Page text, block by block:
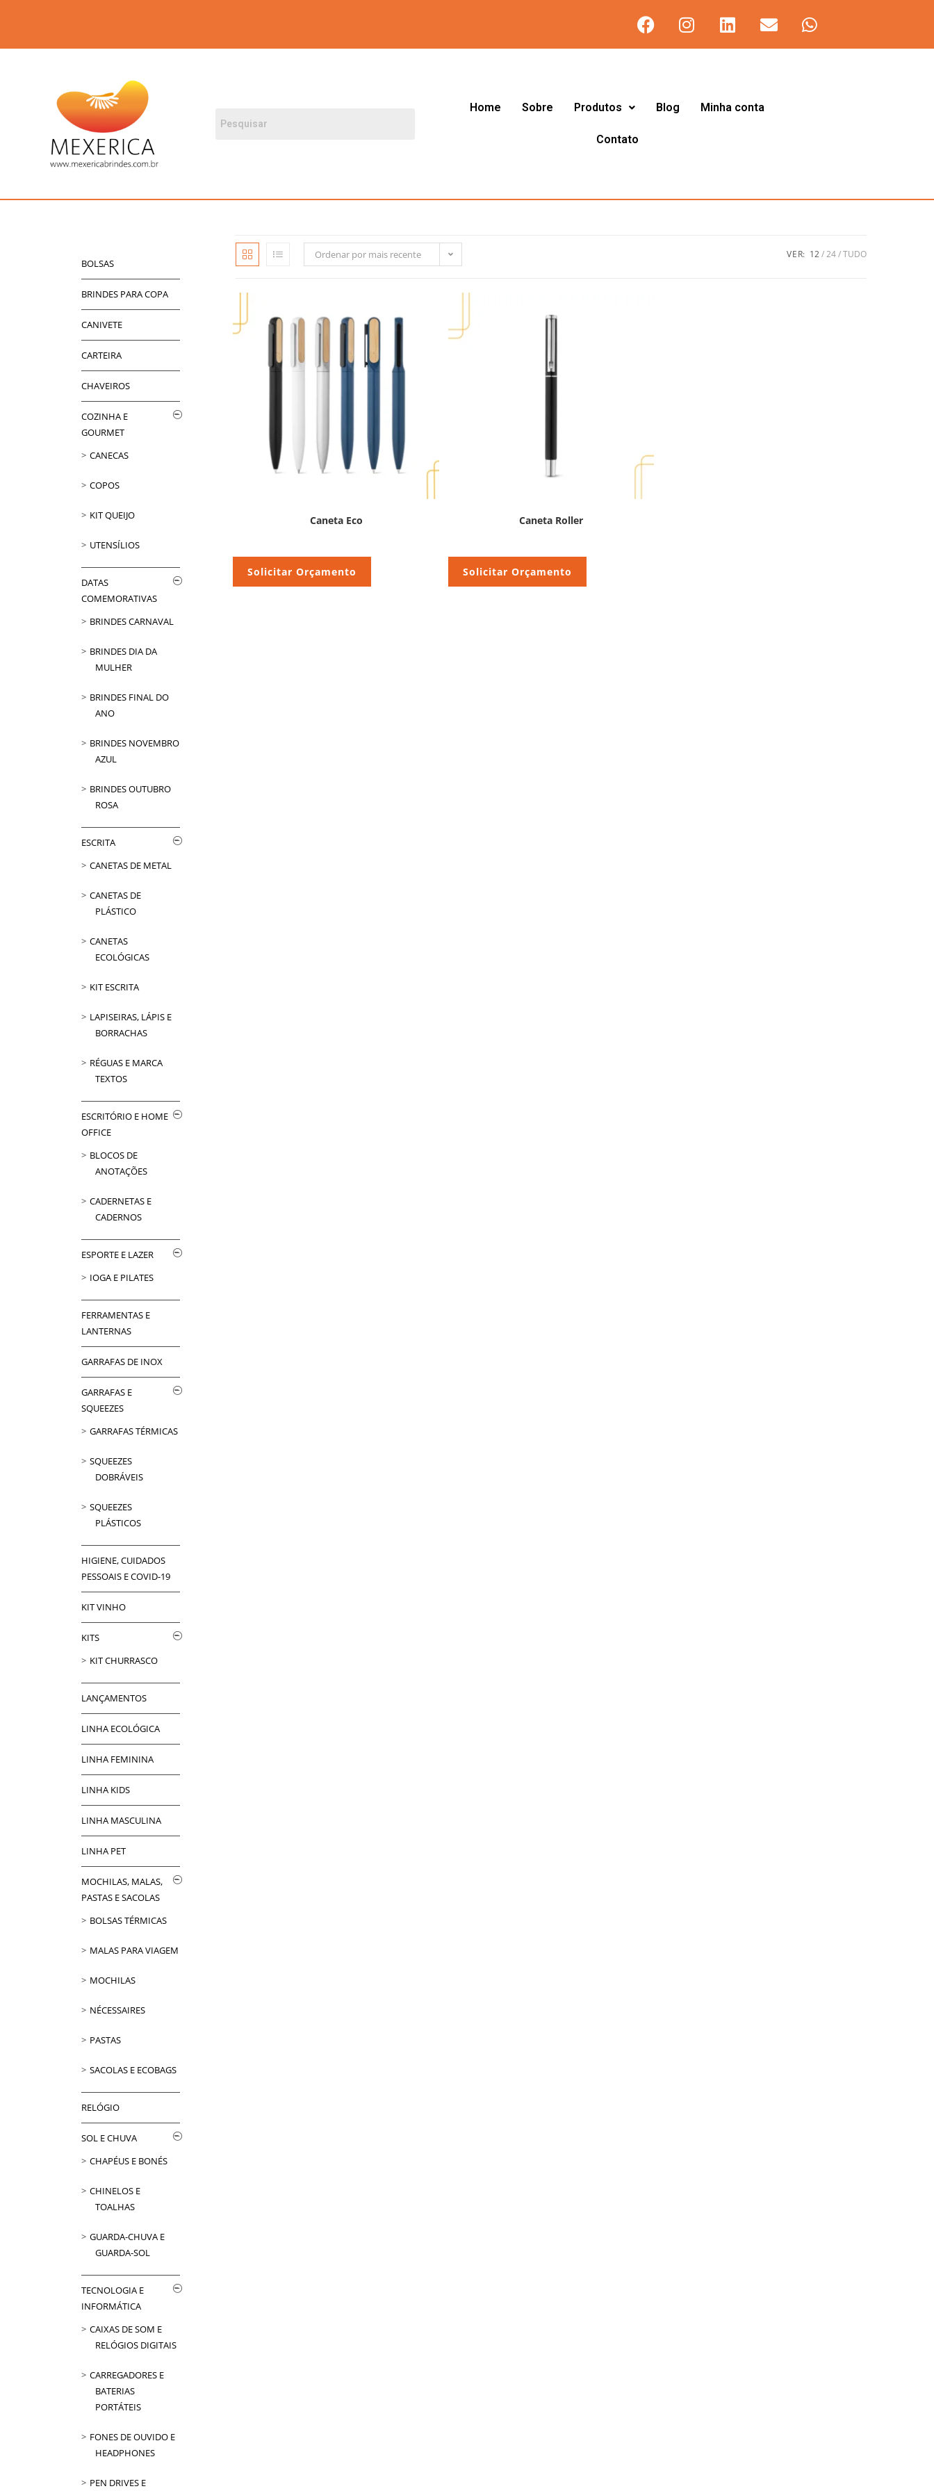
Home Sobre Produtos Blog Minha conta
Contato
Ordenar por mais recente VER: 12 24 TUDO
Caneta Eco
Solicitar Orçamento
Caneta Roller
Solicitar Orçamento
BOLSAS
BRINDES PARA COPA
CANIVETE
CARTEIRA
CHAVEIROS
COZINHA E
GOURMET
CANECAS
COPOS
KIT QUEIJO
UTENSÍLIOS
DATAS
COMEMORATIVAS
BRINDES CARNAVAL
BRINDES DIA DA
MULHER
BRINDES FINAL DO
ANO
BRINDES NOVEMBRO
AZUL
BRINDES OUTUBRO
ROSA
ESCRITA
CANETAS DE METAL
CANETAS DE
PLÁSTICO
CANETAS
ECOLÓGICAS
KIT ESCRITA
LAPISEIRAS, LÁPIS E
BORRACHAS
RÉGUAS E MARCA
TEXTOS
ESCRITÓRIO E HOME
OFFICE
BLOCOS DE
ANOTAÇÕES
CADERNETAS E
CADERNOS
ESPORTE E LAZER
IOGA E PILATES
FERRAMENTAS E
LANTERNAS
GARRAFAS DE INOX
GARRAFAS E
SQUEEZES
GARRAFAS TÉRMICAS
SQUEEZES
DOBRÁVEIS
SQUEEZES
PLÁSTICOS
HIGIENE, CUIDADOS
PESSOAIS E COVID-19
KIT VINHO
KITS
KIT CHURRASCO
LANÇAMENTOS
LINHA ECOLÓGICA
LINHA FEMININA
LINHA KIDS
LINHA MASCULINA
LINHA PET
MOCHILAS, MALAS,
PASTAS E SACOLAS
BOLSAS TÉRMICAS
MALAS PARA VIAGEM
MOCHILAS
NÉCESSAIRES
PASTAS
SACOLAS E ECOBAGS
RELÓGIO
SOL E CHUVA
CHAPÉUS E BONÉS
CHINELOS E
TOALHAS
GUARDA-CHUVA E
GUARDA-SOL
TECNOLOGIA E
INFORMÁTICA
CAIXAS DE SOM E
RELÓGIOS DIGITAIS
CARREGADORES E
BATERIAS
PORTÁTEIS
FONES DE OUVIDO E
HEADPHONES
PEN DRIVES E